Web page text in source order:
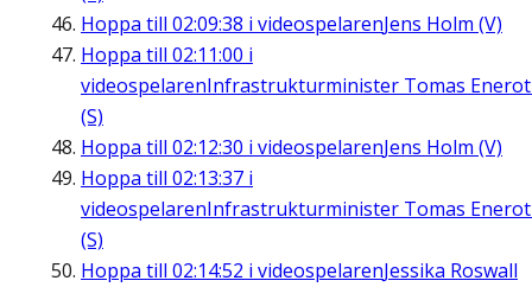
Hoppa till 02:09:38 i videospelarenJens Holm (V)
Hoppa till 02:11:00 i
videospelarenInfrastrukturminister Tomas
(S)
Hoppa till 02:12:30 i videospelarenJens Holm (V)
Hoppa till 02:13:37 i
videospelarenInfrastrukturminister Tomas
(S)
Hoppa till 02:14:52 i videospelarenJessika Roswall